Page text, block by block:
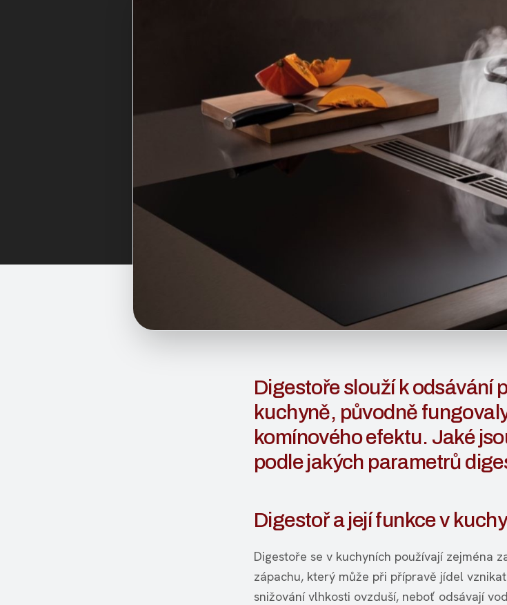
Digestoře slouží k odsávání
kuchyně, původně
komínového efektu. Jaké
podle jakých parametrů
Digestoř a její funkce v
Digestoře se v kuchyních používají zejména
zápachu, který může při přípravě jídel
snižování vlhkosti ovzduší, neboť odsávají